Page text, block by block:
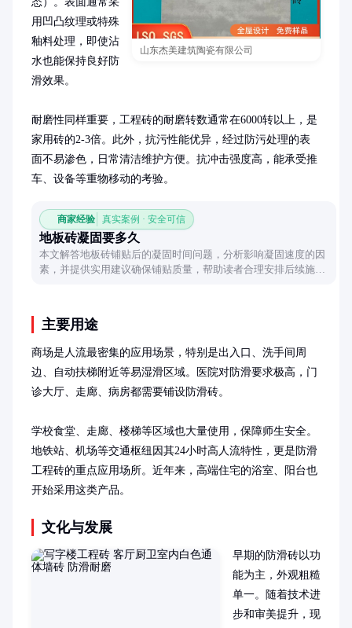
山东杰美建筑陶瓷有限公司
用凹凸纹理或特殊
釉料处理，即使沾
水也能保持良好防
滑效果。
耐磨性同样重要，工程砖的耐磨转数通常在6000转以上，是
家用砖的2-3倍。此外，抗污性能优异，经过防污处理的表
面不易渗色，日常清洁维护方便。抗冲击强度高，能承受推
车、设备等重物移动的考验。
商家经验 真实案例 · 安全可信
地板砖凝固要多久
本文解答地板砖铺贴后的凝固时间问题，分析影响凝固速度的因
素，并提供实用建议确保铺贴质量，帮助读者合理安排后续施工
主要用途
商场是人流最密集的应用场景，特别是出入口、洗手间周
边、自动扶梯附近等易湿滑区域。医院对防滑要求极高，门
诊大厅、走廊、病房都需要铺设防滑砖。
学校食堂、走廊、楼梯等区域也大量使用，保障师生安全。
地铁站、机场等交通枢纽因其24小时高人流特性，更是防滑
工程砖的重点应用场所。近年来，高端住宅的浴室、阳台也
开始采用这类产品。
文化与发展
早期的防滑砖以功
能为主，外观粗糙
单一。随着技术进
步和审美提升，现